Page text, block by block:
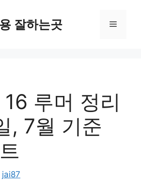
잘하는곳 Menu
루머 정리
, 7월 기준
jai87